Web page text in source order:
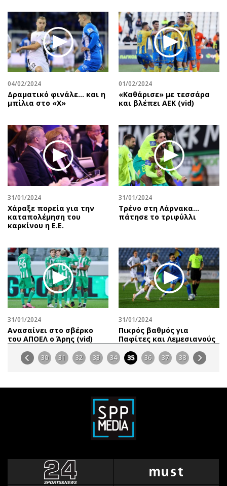
04/02/2024
Δραματικό φινάλε… και η
μπίλια στο «Χ»
01/02/2024
«Καθάρισε» με τεσσάρα
και βλέπει ΑΕΚ (vid)
31/01/2024
Χάραξε πορεία για την
καταπολέμηση του
καρκίνου η Ε.Ε.
31/01/2024
Τρένο στη Λάρνακα…
πάτησε το τριφύλλι
31/01/2024
Aνασαίνει στο σβέρκο
του ΑΠΟΕΛ o Άρης (vid)
31/01/2024
Πικρός βαθμός για
Παφίτες και Λεμεσιανούς
30 31 32 33 34 35 36 37 38